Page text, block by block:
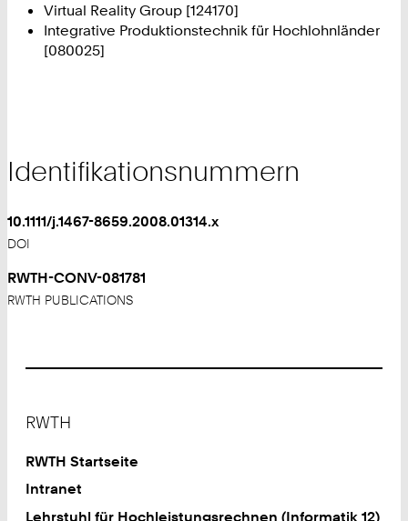
Virtual Reality Group [124170]
Integrative Produktionstechnik für Hochlohnländer
[080025]
Identifikationsnummern
10.1111/j.1467-8659.2008.01314.x
DOI
RWTH-CONV-081781
RWTH PUBLICATIONS
RWTH
RWTH Startseite
Intranet
Lehrstuhl für Hochleistungsrechnen (Informatik 12)